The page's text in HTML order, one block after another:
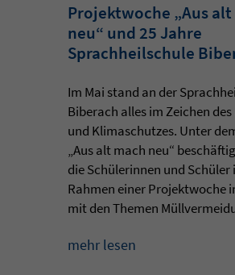
Projektwoche „Aus
neu“ und 25 Jahre
Sprachheilschule
Im Mai stand an der
Biberach alles im Zeichen
und Klimaschutzes. Unter
„Aus alt mach neu“
die Schülerinnen und Schüler
Rahmen einer Projektwoche
mit den Themen
mehr lesen